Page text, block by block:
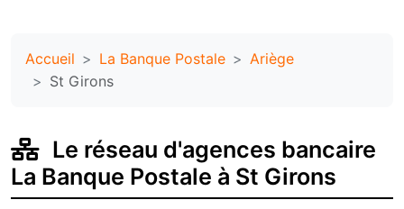
Accueil La Banque Postale
Ariège
St Girons
Le réseau d'agences bancaire
La Banque Postale à St Girons